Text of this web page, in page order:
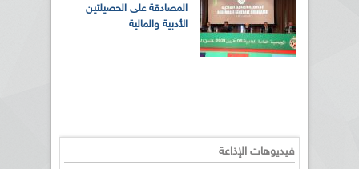
المصادقة على الحصيلتين
الأدبية والمالية
فيديوهات الإذاعة